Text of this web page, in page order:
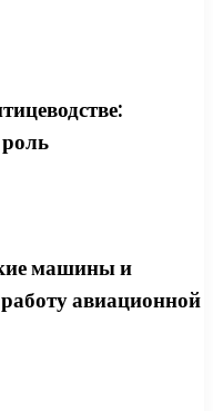
машины и
авиационной